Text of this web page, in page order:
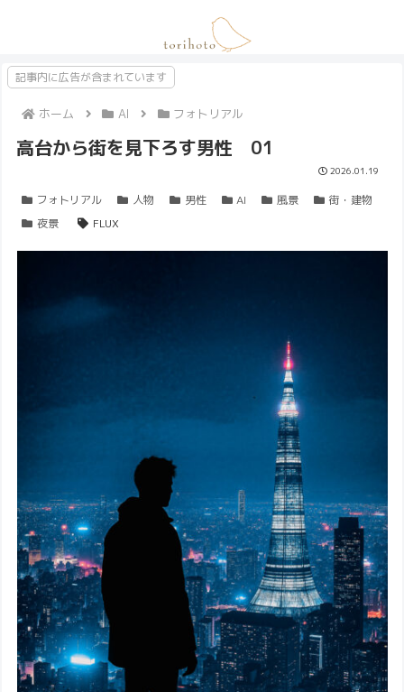
記事内に広告が含まれています
ホーム AI フォトリアル
高台から街を見下ろす男性 01
2026.01.19
フォトリアル 人物 男性 AI 風景
街・建物
夜景
FLUX